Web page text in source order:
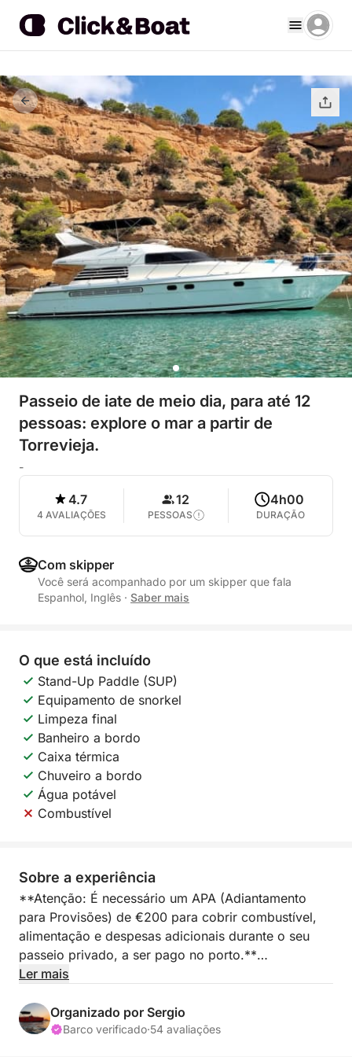
Passeio de iate de meio dia, para até 12
pessoas: explore o mar a partir de
Torrevieja.
-
4.7
4 AVALIAÇÕES
12
PESSOAS
4h00
DURAÇÃO
Com skipper
Você será acompanhado por um skipper que fala
Espanhol, Inglês · Saber mais
O que está incluído
Stand-Up Paddle (SUP)
Equipamento de snorkel
Limpeza final
Banheiro a bordo
Caixa térmica
Chuveiro a bordo
Água potável
Combustível
Sobre a experiência
**Atenção: É necessário um APA (Adiantamento
para Provisões) de €200 para cobrir combustível,
alimentação e despesas adicionais durante o seu
passeio privado, a ser pago no porto.**
Salinas, em Torrevieja, projetado para uma
escapadela perfeita de meio dia. Durante quatro
Ler mais
Organizado por Sergio
Barco verificado·54 avaliações